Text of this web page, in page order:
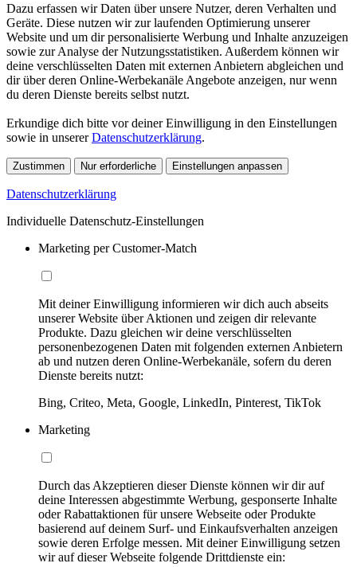
Dazu erfassen wir Daten über unsere Nutzer, deren Verhalten und
Geräte. Diese nutzen wir zur laufenden Optimierung unserer
Website und um dir personalisierte Werbung und Inhalte anzuzeigen
sowie zur Analyse der Nutzungsstatistiken. Außerdem können wir
deine verschlüsselten Daten mit externen Anbietern abgleichen und
dir über deren Online-Werbekanäle Angebote anzeigen, nur wenn
du deren Dienste bereits selbst nutzt.
Erkundige dich bitte vor deiner Einwilligung in den Einstellungen
sowie in unsererDatenschutzerklärung.
Zustimmen Nur erforderliche Einstellungen anpassen
Datenschutzerklärung
Individuelle Datenschutz-Einstellungen
Marketing per Customer-Match
Mit deiner Einwilligung informieren wir dich auch abseits
unserer Website über Aktionen und zeigen dir relevante
Produkte. Dazu gleichen wir deine verschlüsselten
personenbezogenen Daten mit folgenden externen Anbietern
ab und nutzen deren Online-Werbekanäle, sofern du deren
Dienste bereits nutzt:
Bing, Criteo, Meta, Google, LinkedIn, Pinterest, TikTok
Marketing
Durch das Akzeptieren dieser Dienste können wir dir auf
deine Interessen abgestimmte Werbung, gesponserte Inhalte
oder Rabattaktionen für unsere Webseite oder Produkte
basierend auf deinem Surf- und Einkaufsverhalten anzeigen
sowie deren Erfolge messen. Mit deiner Einwilligung setzen
wir auf dieser Webseite folgende Drittdienste ein: